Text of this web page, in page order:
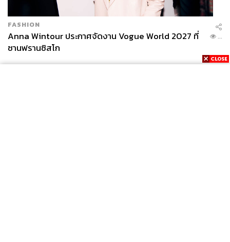
FASHION
Anna Wintour ประกาศจัดงาน Vogue World 2027 ที่
ซานฟรานซิสโก
...